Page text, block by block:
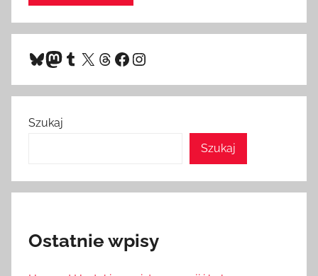
Bluesky
Mastodon
Tumblr
X Threads
Facebook
Instagram
Szukaj
Szukaj
Ostatnie wpisy